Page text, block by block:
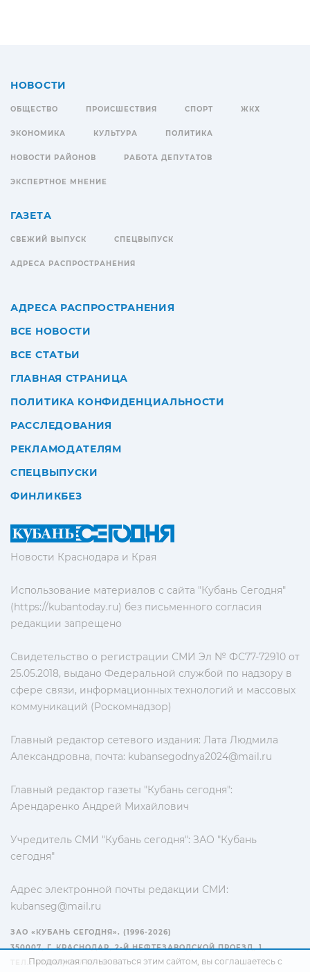
Новости Краснодара и Края
Использование материалов с сайта "Кубань Сегодня"
(https://kubantoday.ru) без письменного согласия
редакции запрещено
Свидетельство о регистрации СМИ Эл № ФС77-72910 от
25.05.2018, выдано Федеральной службой по надзору в
сфере связи, информационных технологий и массовых
коммуникаций (Роскомнадзор)
Главный редактор сетевого издания: Лата Людмила
Александровна, почта: kubansegodnya2024@mail.ru
Главный редактор газеты "Кубань сегодня":
Арендаренко Андрей Михайлович
Учредитель СМИ "Кубань сегодня": ЗАО "Кубань
сегодня"
Адрес электронной почты редакции СМИ:
kubanseg@mail.ru
НОВОСТИ
ОБЩЕСТВО ПРОИСШЕСТВИЯ СПОРТ ЖКХ
ЭКОНОМИКА КУЛЬТУРА ПОЛИТИКА
НОВОСТИ РАЙОНОВ РАБОТА ДЕПУТАТОВ
ЭКСПЕРТНОЕ МНЕНИЕ
ГАЗЕТА
СВЕЖИЙ ВЫПУСК СПЕЦВЫПУСК
АДРЕСА РАСПРОСТРАНЕНИЯ
АДРЕСА РАСПРОСТРАНЕНИЯ
ВСЕ НОВОСТИ
ВСЕ СТАТЬИ
ГЛАВНАЯ СТРАНИЦА
ПОЛИТИКА КОНФИДЕНЦИАЛЬНОСТИ
РАССЛЕДОВАНИЯ
РЕКЛАМОДАТЕЛЯМ
СПЕЦВЫПУСКИ
ФИНЛИКБЕЗ
ЗАО «КУБАНЬ СЕГОДНЯ». (1996-2026)
350007, Г. КРАСНОДАР, 2-Й НЕФТЕЗАВОДСКОЙ ПРОЕЗД, 1
ТЕЛ.: +7(861) 267-15-15
Продолжая пользоваться этим сайтом, вы соглашаетесь с